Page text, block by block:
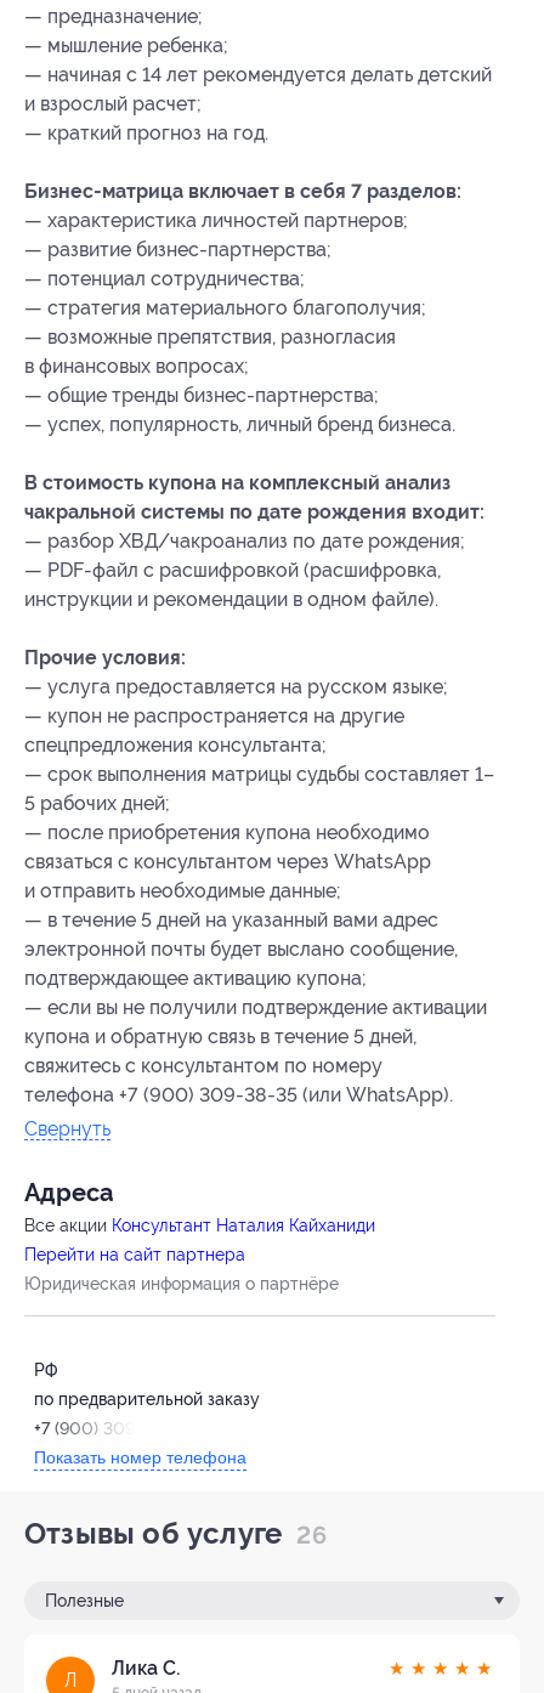
— предназначение;
— мышление ребенка;
— начиная с 14 лет рекомендуется делать детский
и взрослый расчет;
— краткий прогноз на год.
Бизнес-матрица включает в себя 7 разделов:
— характеристика личностей партнеров;
— развитие бизнес-партнерства;
— потенциал сотрудничества;
— стратегия материального благополучия;
— возможные препятствия, разногласия
в финансовых вопросах;
— общие тренды бизнес-партнерства;
— успех, популярность, личный бренд бизнеса.
В стоимость купона на комплексный анализ
чакральной системы по дате рождения входит:
— разбор ХВД/чакроанализ по дате рождения;
— PDF-файл с расшифровкой (расшифровка,
инструкции и рекомендации в одном файле).
Прочие условия:
— услуга предоставляется на русском языке;
— купон не распространяется на другие
спецпредложения консультанта;
— срок выполнения матрицы судьбы составляет 1–
5 рабочих дней;
— после приобретения купона необходимо
связаться с консультантом через WhatsApp
и отправить необходимые данные;
— в течение 5 дней на указанный вами адрес
электронной почты будет выслано сообщение,
подтверждающее активацию купона;
— если вы не получили подтверждение активации
купона и обратную связь в течение 5 дней,
свяжитесь с консультантом по номеру
телефона +7 (900) 309-38-35 (или WhatsApp).
Свернуть
Адресa
Все акции Консультант Наталия Кайханиди
Перейти на сайт партнера
Юридическая информация о партнёре
РФ
по предварительной заказу
+7 (900) 309-38-35
Показать номер телефона
Отзывы об услуге 26
Полезные
Л
Лика С. ★ ★ ★ ★ ★